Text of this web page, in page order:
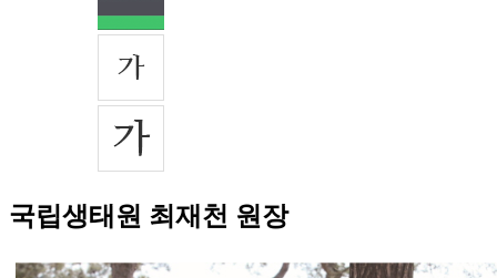
국립생태원 최재천 원장